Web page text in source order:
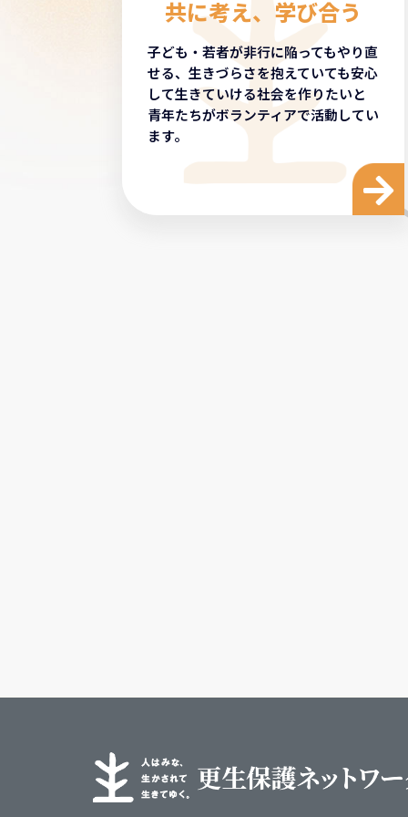
共に考え、学び合う
子ども・若者が非行に陥ってもやり直
せる、生きづらさを抱えていても安心
して生きていける社会を作りたいと
青年たちがボランティアで活動してい
ます。